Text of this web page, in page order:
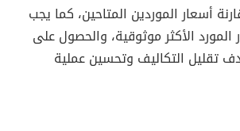
أسعار الموردين المتاحين، كما يجب
المورد الأكثر موثوقية، والحصول على
تقليل التكاليف وتحسين عملية